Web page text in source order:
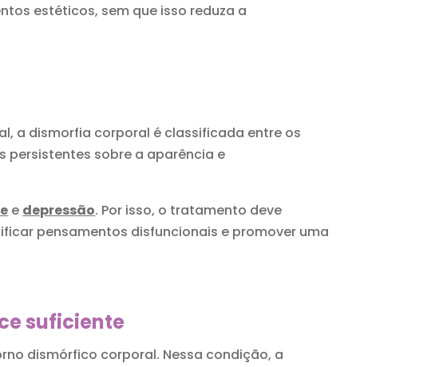
estéticos, sem que isso reduza a
a dismorfia corporal é classificada entre os
persistentes sobre a aparência e
e depressão. Por isso, o tratamento deve
pensamentos disfuncionais e promover uma
suficiente
dismórfico corporal. Nessa condição, a